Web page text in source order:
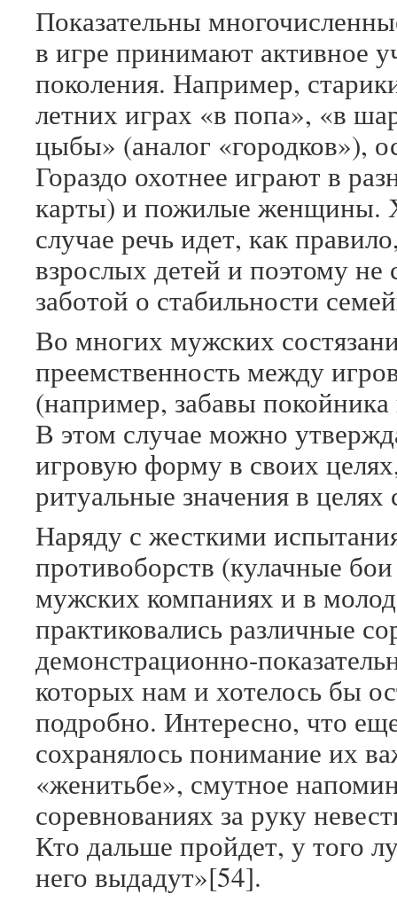
Показательны
в игре принимают активное
поколения. Например,
летних играх «в попа», «в
цыбы» (аналог «городков»),
Гораздо охотнее играют в
карты) и пожилые женщины.
случае речь идет, как
взрослых детей и поэтому
заботой о стабильности
Во многих мужских
преемственность между
(например, забавы
В этом случае можно
игровую форму в своих
ритуальные значения в
Наряду с жесткими
противоборств (кулачные
мужских компаниях и в
практиковались различные
демонстрационно-
которых нам и хотелось бы
подробно. Интересно, что
сохранялось понимание их
«женитьбе», смутное
соревнованиях за руку
Кто дальше пройдет, у того
него выдадут»[54].